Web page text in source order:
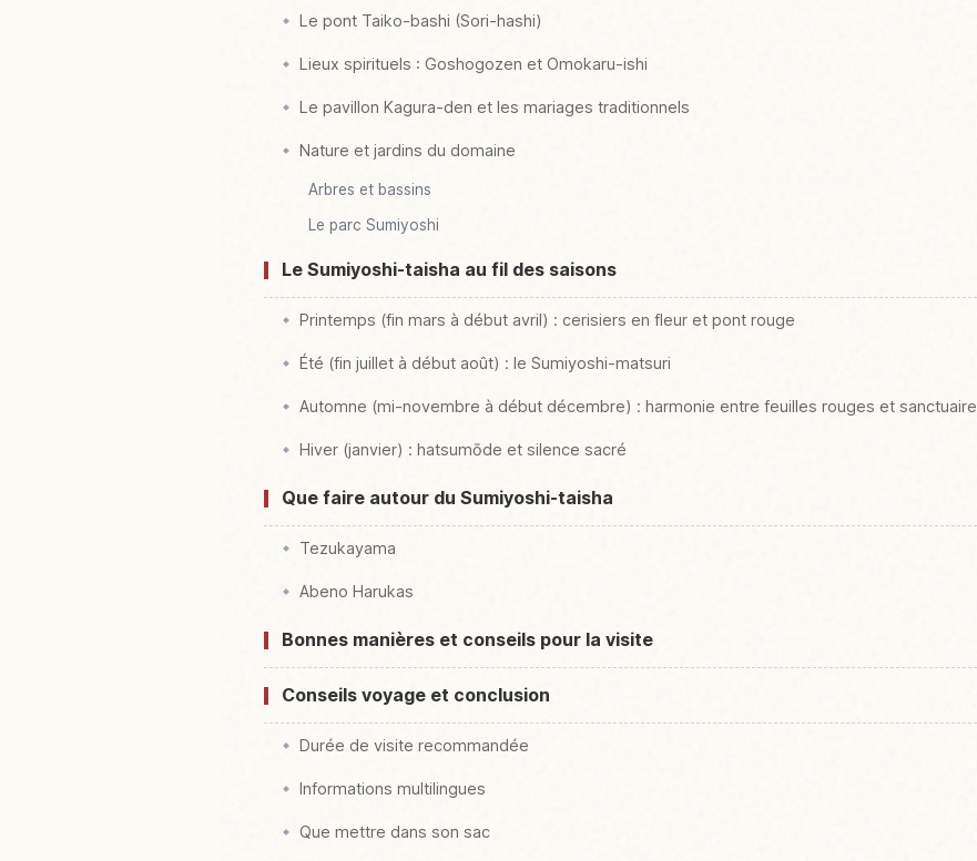
Le pont Taiko-bashi (Sori-hashi)
Lieux spirituels : Goshogozen et Omokaru-ishi
Le pavillon Kagura-den et les mariages traditionnels
Nature et jardins du domaine
Arbres et bassins
Le parc Sumiyoshi
Le Sumiyoshi-taisha au fil des saisons
Printemps (fin mars à début avril) : cerisiers en fleur et pont rouge
Été (fin juillet à début août) : le Sumiyoshi-matsuri
Automne (mi-novembre à début décembre) : harmonie entre feuilles rouges et sanctuaire
Hiver (janvier) : hatsumōde et silence sacré
Que faire autour du Sumiyoshi-taisha
Tezukayama
Abeno Harukas
Bonnes manières et conseils pour la visite
Conseils voyage et conclusion
Durée de visite recommandée
Informations multilingues
Que mettre dans son sac